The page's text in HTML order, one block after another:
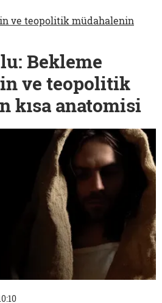
ve teopolitik müdahalenin
Bekleme
ve teopolitik
kısa anatomisi